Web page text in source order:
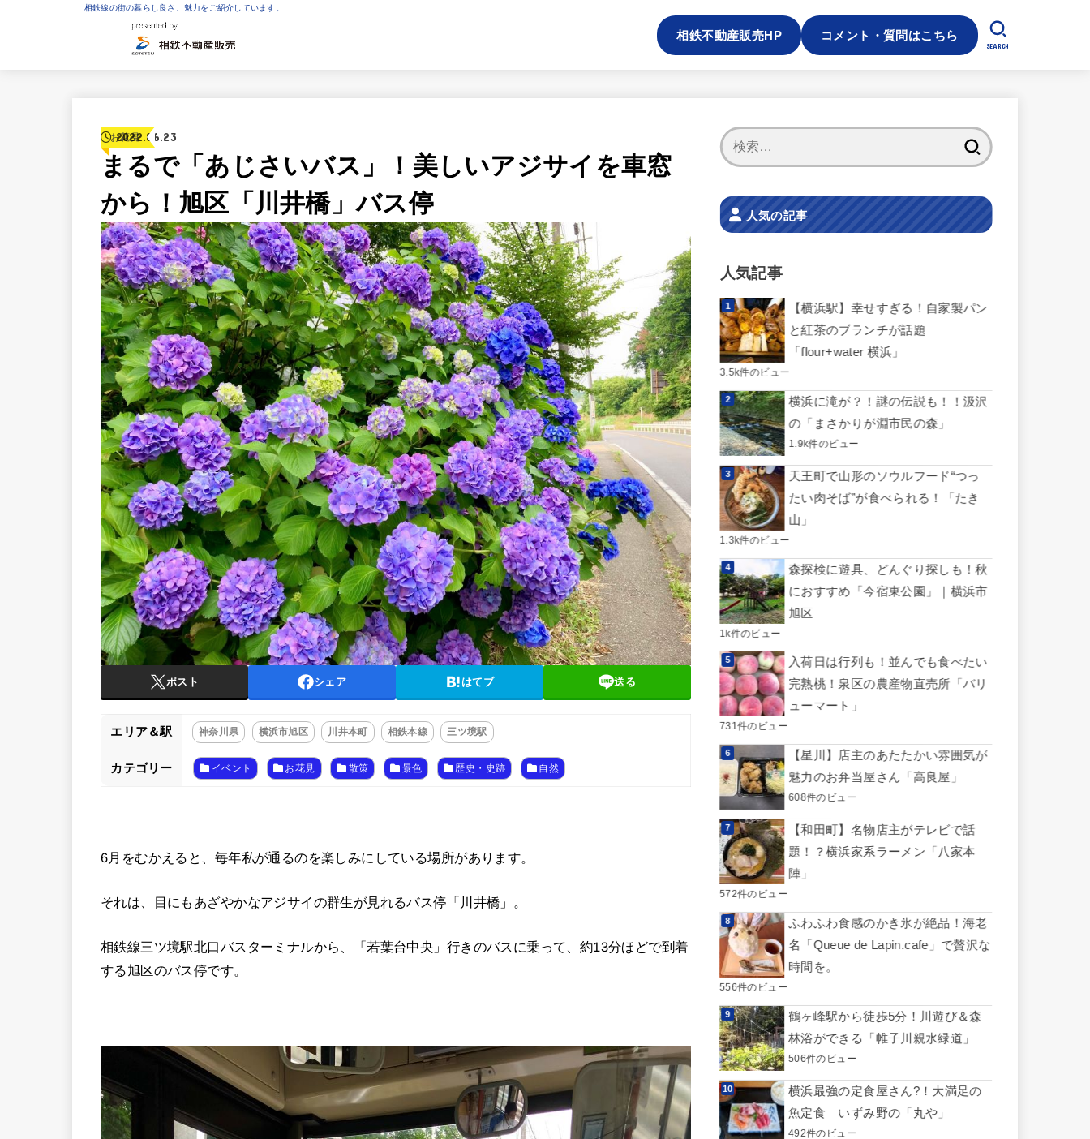
相鉄線の街の暮らし良さ、魅力をご紹介しています。
相鉄不動産販売HP コメント・質問はこちら
SEARCH
お花見
2022.06.23
まるで「あじさいバス」！美しいアジサイを車窓
から！旭区「川井橋」バス停
ポスト シェア はてブ 送る
エリア＆駅 神奈川県 横浜市旭区 川井本町 相鉄本線 三ツ境駅
カテゴリー イベント お花見 散策 景色 歴史・史跡 自然
6月をむかえると、毎年私が通るのを楽しみにしている場所があります。
それは、目にもあざやかなアジサイの群生が見れるバス停「川井橋」。
相鉄線三ツ境駅北口バスターミナルから、「若葉台中央」行きのバスに乗って、約13分ほどで到着
する旭区のバス停です。
人気の記事
人気記事
【横浜駅】幸せすぎる！自家製パン
と紅茶のブランチが話題
「flour+water 横浜」
3.5k件のビュー
横浜に滝が？！謎の伝説も！！汲沢
の「まさかりが淵市民の森」
1.9k件のビュー
天王町で山形のソウルフード“つっ
たい肉そば”が食べられる！「たき
山」
1.3k件のビュー
森探検に遊具、どんぐり探しも！秋
におすすめ「今宿東公園」｜横浜市
旭区
1k件のビュー
入荷日は行列も！並んでも食べたい
完熟桃！泉区の農産物直売所「バリ
ューマート」
731件のビュー
【星川】店主のあたたかい雰囲気が
魅力のお弁当屋さん「高良屋」
608件のビュー
【和田町】名物店主がテレビで話
題！？横浜家系ラーメン「八家本
陣」
572件のビュー
ふわふわ食感のかき氷が絶品！海老
名「Queue de Lapin.cafe」で贅沢な
時間を。
556件のビュー
鶴ヶ峰駅から徒歩5分！川遊び＆森
林浴ができる「帷子川親水緑道」
506件のビュー
横浜最強の定食屋さん?！大満足の
魚定食 いずみ野の「丸や」
492件のビュー